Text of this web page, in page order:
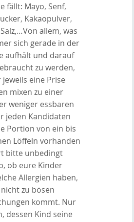
fällt: Mayo, Senf,
Kakaopulver,
allem, was
sich gerade in der
aufhält und darauf
zu werden,
eine Prise
mixen zu einer
weniger essbaren
jeden Kandidaten
Portion von ein bis
Löffeln vorhanden
bitte unbedingt
ob eure Kinder
Allergien haben,
zu bösen
kommt. Nur
dessen Kind seine